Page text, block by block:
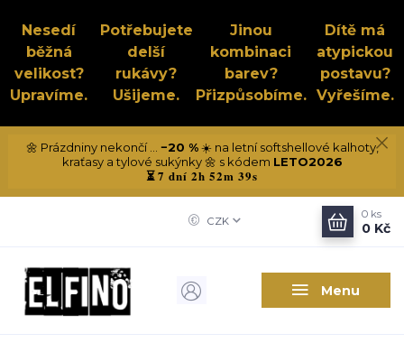
Nesedí
běžná
velikost?
Upravíme.
Potřebujete
delší
rukávy?
Ušijeme.
Jinou
kombinaci
barev?
Přizpůsobíme.
Dítě má
atypickou
postavu?
Vyřešíme.
🌼 Prázdniny nekončí ... −20 %☀️ na letní softshellové kalhoty,
kraťasy a tylové sukýnky 🌼 s kódem LETO2026
⏳7 dní 2h 52m 38s
Menu
CZK
0 ks
0 Kč